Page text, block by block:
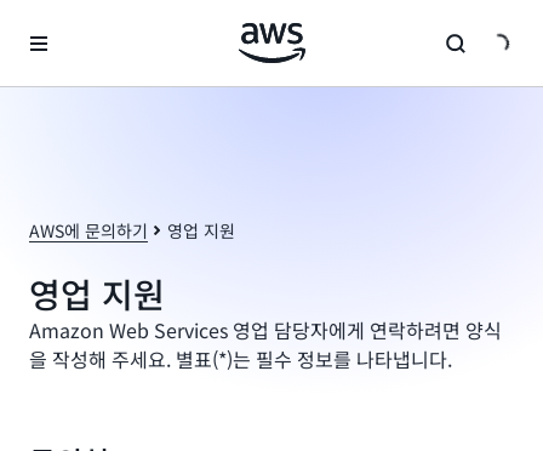
AWS에 문의하기 영업 지원
영업 지원
Amazon Web Services 영업 담당자에게 연락하려면 양식
을 작성해 주세요. 별표(*)는 필수 정보를 나타냅니다.